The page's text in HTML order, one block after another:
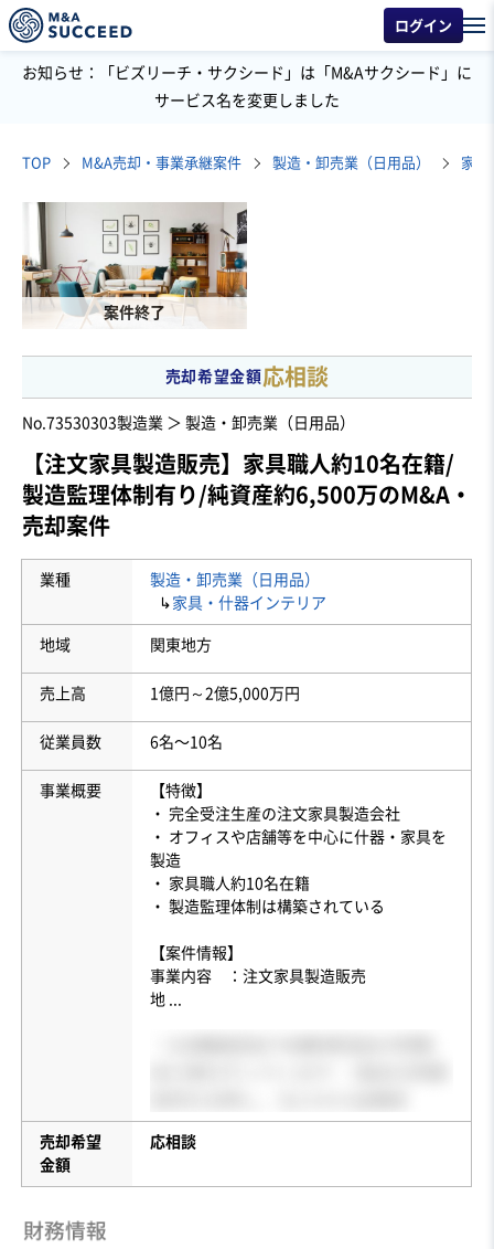
ログイン
お知らせ：「ビズリーチ・サクシード」は「M&Aサクシード」に
サービス名を変更しました
TOP M&A売却・事業承継案件 製造・卸売業（日用品） 家具
案件終了
売却希望金額応相談
No.73530303製造業 ＞ 製造・卸売業（日用品）
【注文家具製造販売】家具職人約10名在籍/
製造監理体制有り/純資産約6,500万のM&A・
売却案件
業種
製造・卸売業（日用品）
↳ 家具・什器インテリア
地域 関東地方
売上高 1億円～2億5,000万円
従業員数 6名〜10名
事業概要
【特徴】
・ 完全受注生産の注文家具製造会社
・ オフィスや店舗等を中心に什器・家具を
製造
・ 家具職人約10名在籍
・ 製造監理体制は構築されている
【案件情報】
事業内容 ：注文家具製造販売
地
売却希望
金額
応相談